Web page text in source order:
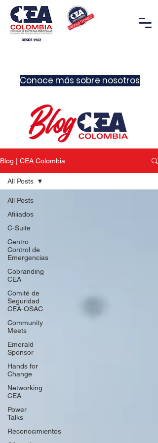
Conoce más sobre nosotros
Blog | CEA Colombia
All Posts
Afiliados
C-Suite
Centro
Control de
Emergencias
Cobranding
CEA
Comité de
Seguridad
CEA-OSAC
Community
Meets
Emerald
Sponsor
Hands for
Change
Networking
CEA
Power
Talks
Reconocimientos
All Posts